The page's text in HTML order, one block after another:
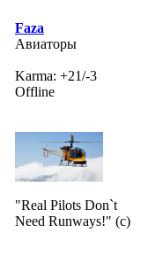
Faza
Авиаторы
Karma: +21/-3
Offline
"Real Pilots Don`t
Need Runways!" (c)